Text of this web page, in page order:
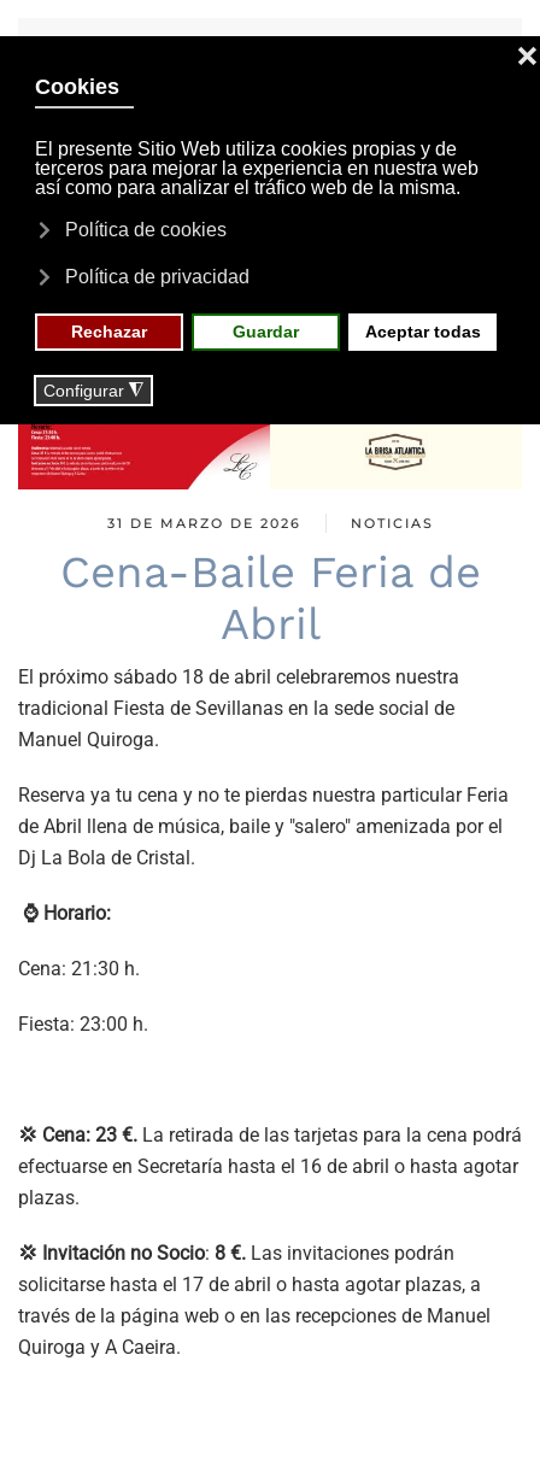
INVITACIONES
MI CUENTA
31 DE MARZO DE 2026 NOTICIAS
Cena-Baile Feria de
Abril
El próximo sábado 18 de abril celebraremos nuestra
tradicional Fiesta de Sevillanas en la sede social de
Manuel Quiroga.
Reserva ya tu cena y no te pierdas nuestra particular Feria
de Abril llena de música, baile y "salero" amenizada por el
Dj La Bola de Cristal.
⌚ Horario:
Cena: 21:30 h.
Fiesta: 23:00 h.
💢 Cena: 23 €. La retirada de las tarjetas para la cena podrá
efectuarse en Secretaría hasta el 16 de abril o hasta agotar
plazas.
💢 Invitación no Socio: 8 €. Las invitaciones podrán
solicitarse hasta el 17 de abril o hasta agotar plazas, a
través de la página web o en las recepciones de Manuel
Quiroga y A Caeira.